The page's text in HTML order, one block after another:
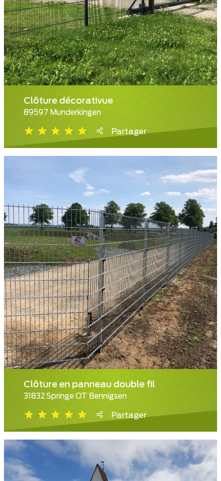
Clôture décorativue
89597 Munderkingen
Partager
Clôture en panneau double fil
31832 Springe OT Bennigsen
Partager